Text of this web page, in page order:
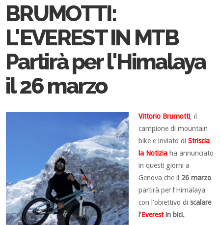
BRUMOTTI:
L'EVEREST IN MTB
Partirà per l'Himalaya
il 26 marzo
Vittorio Brumotti, il
campione di mountain
bike e inviato diStriscia
la Notizia ha annunciato
in questi giorni a
Genova che il 26 marzo
partirà per l’Himalaya
con l’obiettivo discalare
l’Everestin bici.